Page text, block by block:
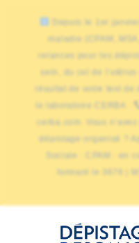
Depuis le 1er
maladie (CPAM,
relances pour les
sein, du col de
résultat de votre test
le laboratoire CERBA :
cerba.com. Vous
dépistage organisé ?
Sociale : CPAM : en
formant le 3676 |